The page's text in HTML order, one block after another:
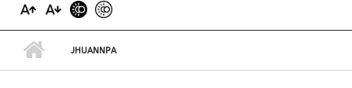
JHUANNPA